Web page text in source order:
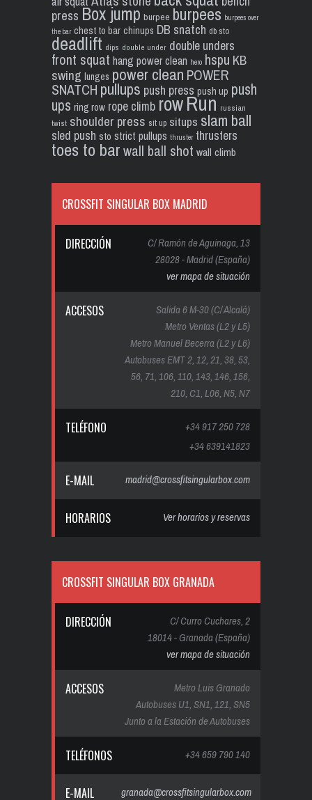
press Box jump burpee burpees burpees over
the bar chest to bar chinups DB snatch db sto
deadlift dips double under double unders
front squat hang power clean hero hspu KB
swing lunges power clean POWER
SNATCH pullups push press push up push
ups ring row rope climb rowRun russian
twist shoulder press sit up situps slam ball
sled push sto strict pullups thruster thrusters
toes to barwall ball shot wall climb
CROSSFIT SINGULAR BOX MADRID
DIRECCIÓN
C/ Ramón de Aguinaga, 13
28028 - Madrid (España)
ver mapa de situación
ACCESOS
Salida 6 M-30 (C/ Alcalá)
Metro Ventas (L2 y L5)
Metro Manuel Becerra (L2 y L6)
Autobuses EMT 2, 12, 21, 38, 53,
56, 71, 106, 110, 143, 146, 156,
210, C1, L06, N5, N7
TELÉFONO
+34 917 250 728
+34 639141823
E-MAIL madrid@crossfitsingularbox.com
HORARIOS Ver horarios y reservas
CROSSFIT SINGULAR BOX GRANADA
DIRECCIÓN
C/ Curro Cuchares, 2
18014 - Granada (España)
ver mapa de situación
ACCESOS
Metro Luis Granado
Autobuses U1, SN1, 121, SN5
Junto a la Estación de Autobuses
TELÉFONOS +34 659 790 140
E-MAIL granada@crossfitsingularbox.com